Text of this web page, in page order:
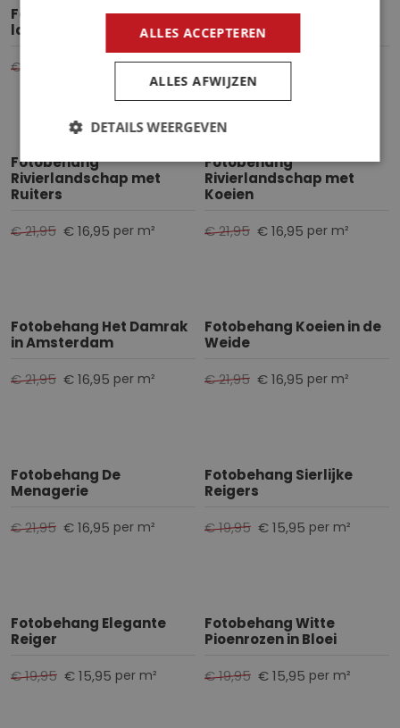
Fotobehang Morgenrit
langs het Strand
per m²
€ 21,95
Fotobehang Pinken in de
Branding
€ 16,95
€ 21,95
Fotobehang
Rivierlandschap met
Ruiters
€ 16,95 per m²
€ 21,95
Fotobehang
Rivierlandschap met
Koeien
€ 16,95 per m²
€ 21,95
Fotobehang Het Damrak
in Amsterdam
€ 16,95 per m²
€ 21,95
Fotobehang Koeien in de
Weide
€ 16,95 per m²
€ 21,95
Fotobehang De
Menagerie
€ 16,95 per m²
€ 21,95
Fotobehang Sierlijke
Reigers
€ 15,95 per m²
€ 19,95
Fotobehang Elegante
Reiger
€ 15,95 per m²
€ 19,95
Fotobehang Witte
Pioenrozen in Bloei
€ 15,95 per m²
€ 19,95
ALLES ACCEPTEREN
ALLES AFWIJZEN
DETAILS WEERGEVEN